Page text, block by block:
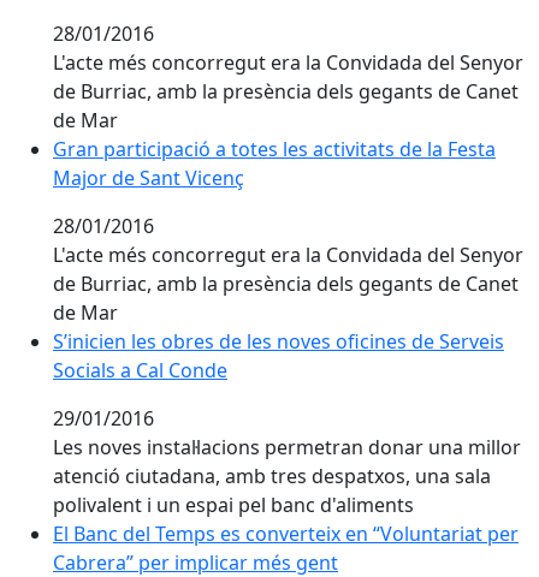
28/01/2016
L'acte més concorregut era la Convidada del Senyor
de Burriac, amb la presència dels gegants de Canet
de Mar
Gran participació a totes les activitats de la Festa
Major de Sant Vicenç
Gran participació a totes les activitats de la Festa
Major de Sant Vicenç
28/01/2016
L'acte més concorregut era la Convidada del Senyor
de Burriac, amb la presència dels gegants de Canet
de Mar
S’inicien les obres de les noves oficines de Serveis
Socials a Cal Conde
S’inicien les obres de les noves oficines de Serveis
Socials a Cal Conde
29/01/2016
Les noves instal·lacions permetran donar una millor
atenció ciutadana, amb tres despatxos, una sala
polivalent i un espai pel banc d'aliments
El Banc del Temps es converteix en “Voluntariat per
Cabrera” per implicar més gent
El Banc del Temps es converteix en “Voluntariat per
Cabrera” per implicar més gent